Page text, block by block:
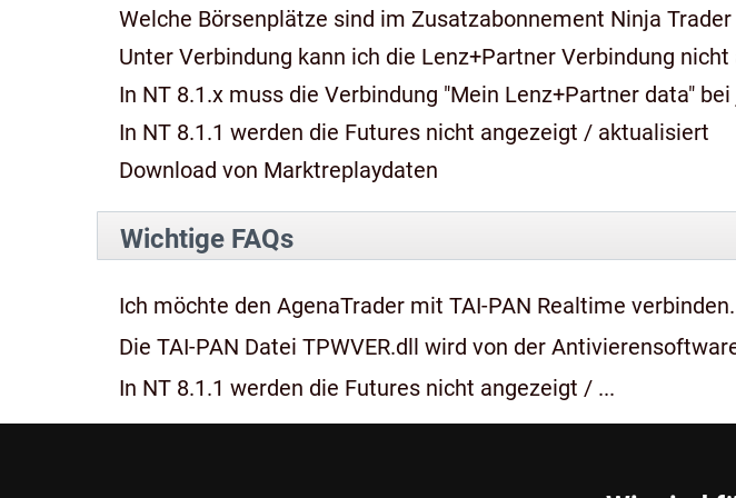
Welche Börsenplätze sind im Zusatzabonnement Ninja
Unter Verbindung kann ich die Lenz+Partner Verbindung nicht
In NT 8.1.x muss die Verbindung "Mein Lenz+Partner data"
In NT 8.1.1 werden die Futures nicht angezeigt / aktualisiert
Download von Marktreplaydaten
Wichtige FAQs
Ich möchte den AgenaTrader mit TAI-PAN Realtime verbinden.
Die TAI-PAN Datei TPWVER.dll wird von der
In NT 8.1.1 werden die Futures nicht angezeigt / ...